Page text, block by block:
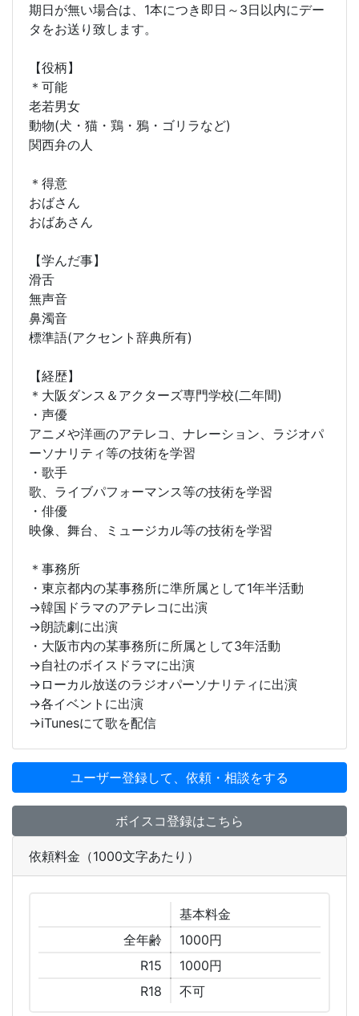
期日が無い場合は、1本につき即日～3日以内にデー
タをお送り致します。
【役柄】
＊可能
老若男女
動物(犬・猫・鶏・鴉・ゴリラなど)
関西弁の人
＊得意
おばさん
おばあさん
【学んだ事】
滑舌
無声音
鼻濁音
標準語(アクセント辞典所有)
【経歴】
＊大阪ダンス＆アクターズ専門学校(二年間)
・声優
アニメや洋画のアテレコ、ナレーション、ラジオパ
ーソナリティ等の技術を学習
・歌手
歌、ライブパフォーマンス等の技術を学習
・俳優
映像、舞台、ミュージカル等の技術を学習
＊事務所
・東京都内の某事務所に準所属として1年半活動
→韓国ドラマのアテレコに出演
→朗読劇に出演
・大阪市内の某事務所に所属として3年活動
→自社のボイスドラマに出演
→ローカル放送のラジオパーソナリティに出演
→各イベントに出演
→iTunesにて歌を配信
ユーザー登録して、依頼・相談をする
ボイスコ登録はこちら
依頼料金（1000文字あたり）
基本料金
全年齢
1000円
R15
1000円
R18
不可